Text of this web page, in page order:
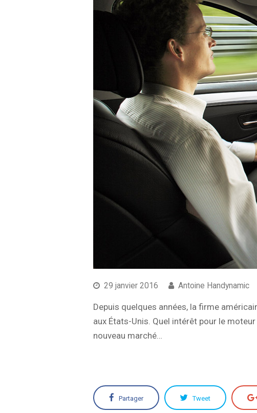
29 janvier 2016 Antoine Handynamic
Depuis quelques années, la firme
aux États-Unis. Quel intérêt pour le
nouveau marché…
Partager Tweet